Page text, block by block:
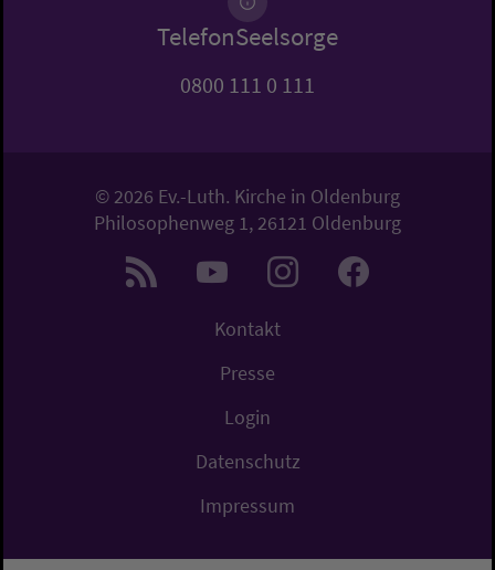
TelefonSeelsorge
0800 111 0 111
© 2026 Ev.-Luth. Kirche in Oldenburg
Philosophenweg 1, 26121 Oldenburg
Kontakt
Presse
Login
Datenschutz
Impressum